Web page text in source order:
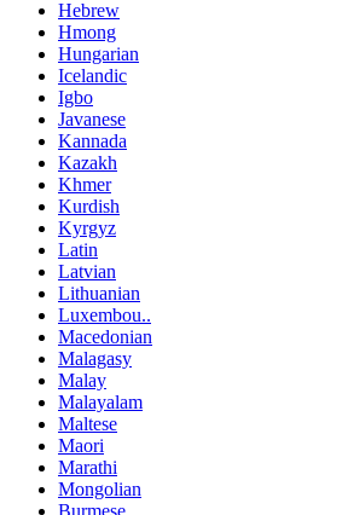
Hebrew
Hmong
Hungarian
Icelandic
Igbo
Javanese
Kannada
Kazakh
Khmer
Kurdish
Kyrgyz
Latin
Latvian
Lithuanian
Luxembou..
Macedonian
Malagasy
Malay
Malayalam
Maltese
Maori
Marathi
Mongolian
Burmese